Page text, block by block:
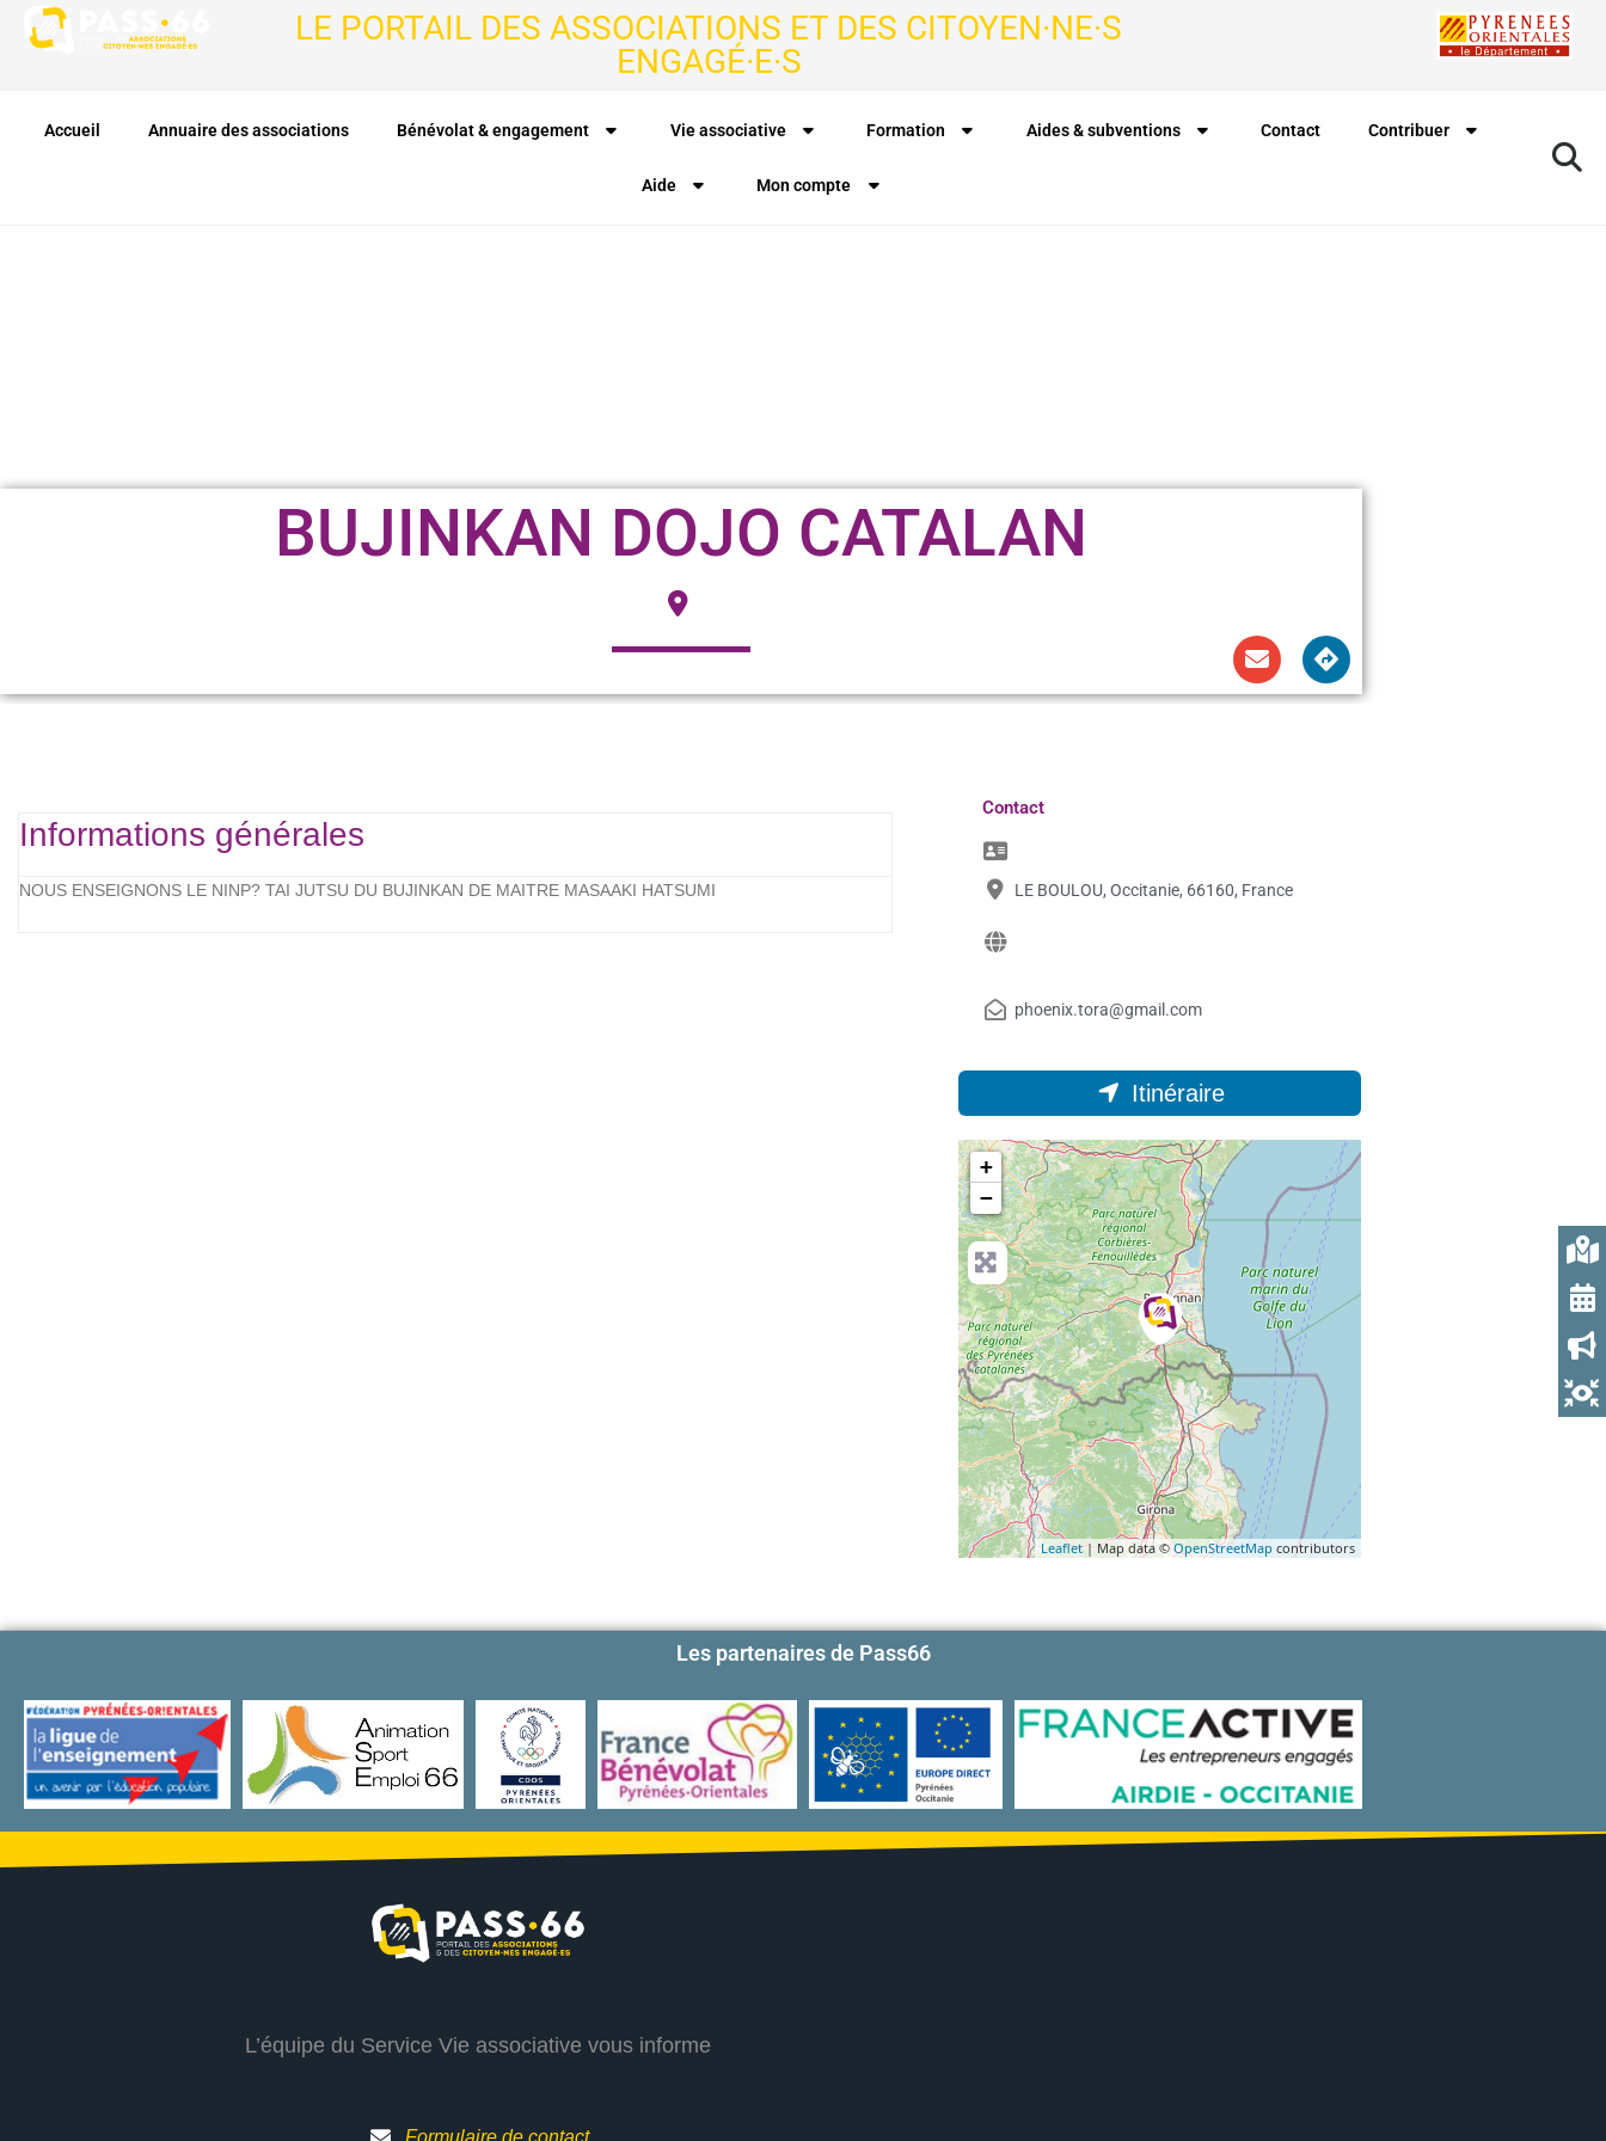
LE PORTAIL DES ASSOCIATIONS ET DES CITOYEN·NE·S
ENGAGÉ·E·S
Accueil Annuaire des associations Bénévolat & engagement Vie associative Formation Aides & subventions Contact Contribuer
Aide Mon compte
BUJINKAN DOJO CATALAN
Informations générales
NOUS ENSEIGNONS LE NINP? TAI JUTSU DU BUJINKAN DE MAITRE MASAAKI HATSUMI
Contact
LE BOULOU, Occitanie, 66160, France
phoenix.tora@gmail.com
Itinéraire
+
−
Leaflet| Map data ©OpenStreetMap contributors
Les partenaires de Pass66
L’équipe du Service Vie associative vous informe
Formulaire de contact